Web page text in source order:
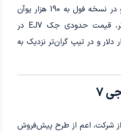
هزار یوآن شروع می‌شود و در نسخه فول به 190 هزار یوآن
می‌رسد. به عبارت دقیق‌تر، قیمت حدودی جک EJ7 در
تقریباً 20 هزار دلار و در تیپ گران‌تر نزدیک به
7
از شرکت، اعم از طرح پیش‌فروش